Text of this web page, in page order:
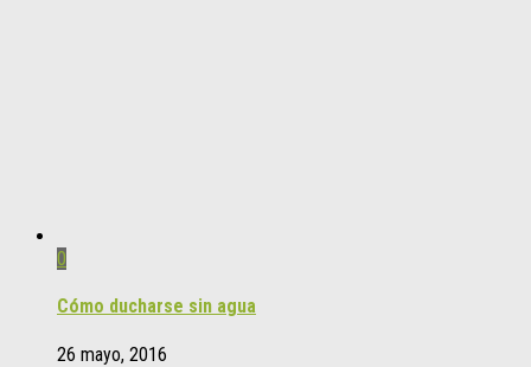
0
Cómo ducharse sin agua
26 mayo, 2016